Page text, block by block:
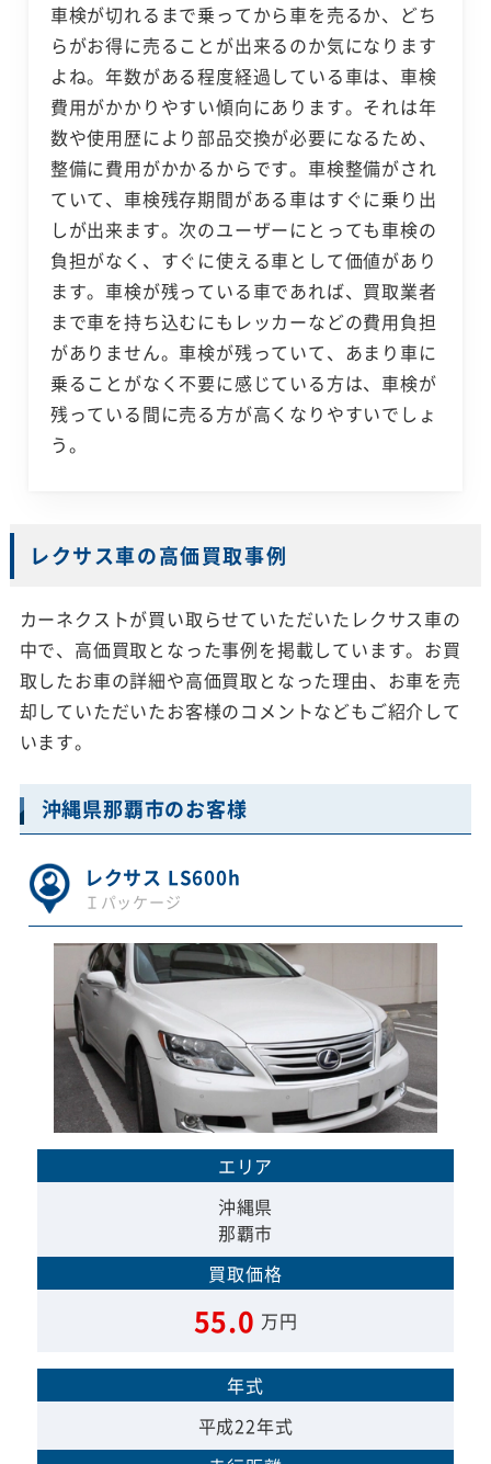
車検が切れるまで乗ってから車を売るか、どち
らがお得に売ることが出来るのか気になります
よね。年数がある程度経過している車は、車検
費用がかかりやすい傾向にあります。それは年
数や使用歴により部品交換が必要になるため、
整備に費用がかかるからです。車検整備がされ
ていて、車検残存期間がある車はすぐに乗り出
しが出来ます。次のユーザーにとっても車検の
負担がなく、すぐに使える車として価値があり
ます。車検が残っている車であれば、買取業者
まで車を持ち込むにもレッカーなどの費用負担
がありません。車検が残っていて、あまり車に
乗ることがなく不要に感じている方は、車検が
残っている間に売る方が高くなりやすいでしょ
う。
レクサス車の高価買取事例
カーネクストが買い取らせていただいたレクサス車の
中で、高価買取となった事例を掲載しています。お買
取したお車の詳細や高価買取となった理由、お車を売
却していただいたお客様のコメントなどもご紹介して
います。
沖縄県那覇市のお客様
レクサス LS600h
Ｉパッケージ
エリア
沖縄県
那覇市
買取価格
55.0 万円
年式
平成22年式